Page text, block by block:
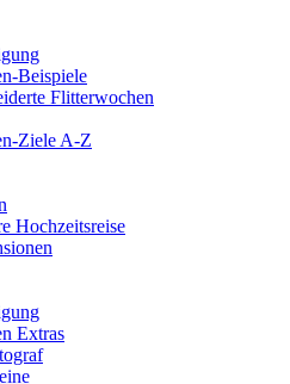
Beispiele
Flitterwochen
Ziele A-Z
Hochzeitsreise
Extras